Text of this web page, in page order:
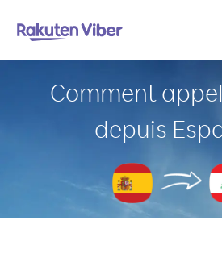
Comment
depuis